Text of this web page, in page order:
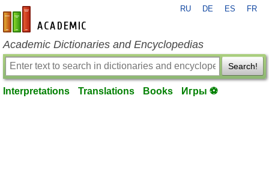
en-academic.com
RU DE ES FR
Academic Dictionaries and Encyclopedias
Search!
Interpretations Translations Books Игры ⚽